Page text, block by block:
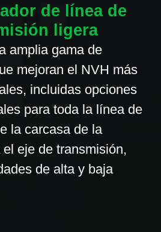
de línea de
ligera
amplia gama de
mejoran el NVH más
incluidas opciones
para toda la línea de
la carcasa de la
eje de transmisión,
de alta y baja